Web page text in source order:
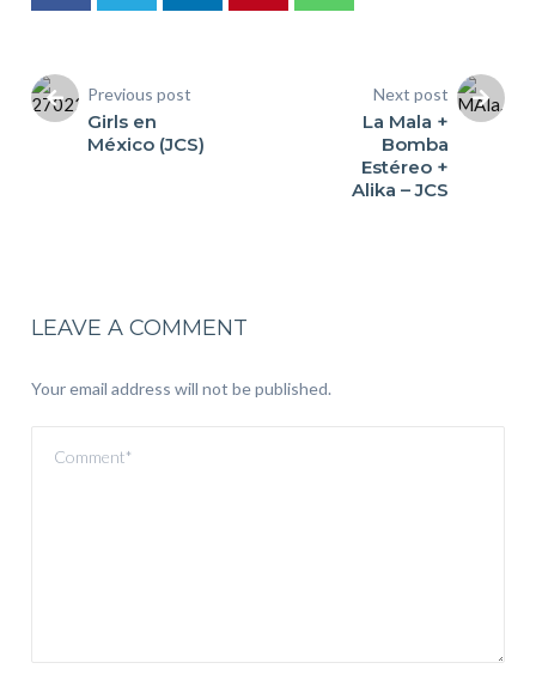
Previous post
Girls en
México (JCS)
Next post
La Mala +
Bomba
Estéreo +
Alika – JCS
LEAVE A COMMENT
Your email address will not be published.